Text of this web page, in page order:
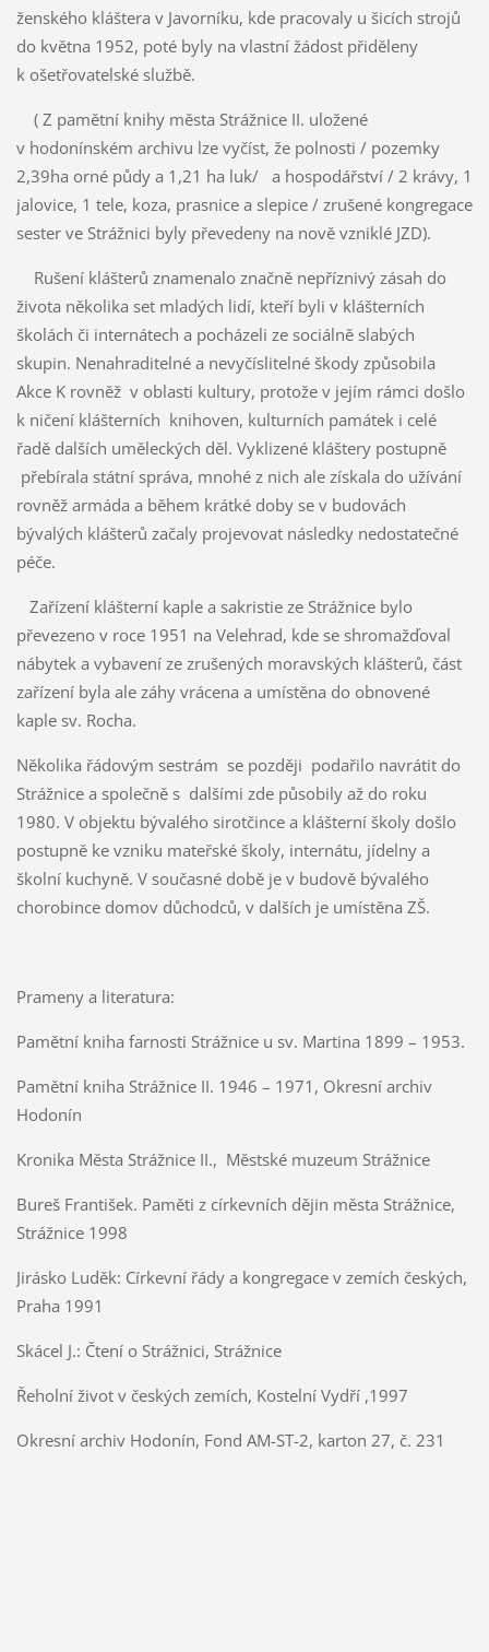
ženského kláštera v Javorníku, kde pracovaly u šicích strojů
do května 1952, poté byly na vlastní žádost přiděleny
k ošetřovatelské službě.
( Z pamětní knihy města Strážnice II. uložené
v hodonínském archivu lze vyčíst, že polnosti / pozemky
2,39ha orné půdy a 1,21 ha luk/ a hospodářství / 2 krávy, 1
jalovice, 1 tele, koza, prasnice a slepice / zrušené kongregace
sester ve Strážnici byly převedeny na nově vzniklé JZD).
Rušení klášterů znamenalo značně nepříznivý zásah do
života několika set mladých lidí, kteří byli v klášterních
školách či internátech a pocházeli ze sociálně slabých
skupin. Nenahraditelné a nevyčíslitelné škody způsobila
Akce K rovněž v oblasti kultury, protože v jejím rámci došlo
k ničení klášterních knihoven, kulturních památek i celé
řadě dalších uměleckých děl. Vyklizené kláštery postupně
přebírala státní správa, mnohé z nich ale získala do užívání
rovněž armáda a během krátké doby se v budovách
bývalých klášterů začaly projevovat následky nedostatečné
péče.
Zařízení klášterní kaple a sakristie ze Strážnice bylo
převezeno v roce 1951 na Velehrad, kde se shromažďoval
nábytek a vybavení ze zrušených moravských klášterů, část
zařízení byla ale záhy vrácena a umístěna do obnovené
kaple sv. Rocha.
Několika řádovým sestrám se později podařilo navrátit do
Strážnice a společně s dalšími zde působily až do roku
1980. V objektu bývalého sirotčince a klášterní školy došlo
postupně ke vzniku mateřské školy, internátu, jídelny a
školní kuchyně. V současné době je v budově bývalého
chorobince domov důchodců, v dalších je umístěna ZŠ.
Prameny a literatura:
Pamětní kniha farnosti Strážnice u sv. Martina 1899 – 1953.
Pamětní kniha Strážnice II. 1946 – 1971, Okresní archiv
Hodonín
Kronika Města Strážnice II., Městské muzeum Strážnice
Bureš František. Paměti z církevních dějin města Strážnice,
Strážnice 1998
Jirásko Luděk: Církevní řády a kongregace v zemích českých,
Praha 1991
Skácel J.: Čtení o Strážnici, Strážnice
Řeholní život v českých zemích, Kostelní Vydří ,1997
Okresní archiv Hodonín, Fond AM-ST-2, karton 27, č. 231